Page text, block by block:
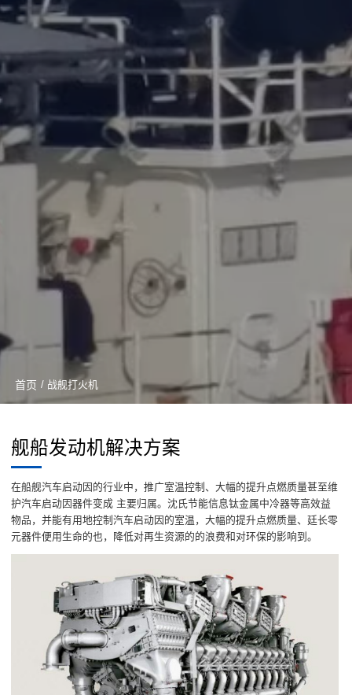
首页 / 战舰打火机
舰船发动机解决方案
在船舰汽车启动因的行业中，推广室温控制、大幅的提升点燃质量甚至维
护汽车启动因器件变成 主要归属。沈氏节能信息钛金属中冷器等高效益
物品，并能有用地控制汽车启动因的室温，大幅的提升点燃质量、廷长零
元器件便用生命的也，降低对再生资源的的浪费和对环保的影响到。